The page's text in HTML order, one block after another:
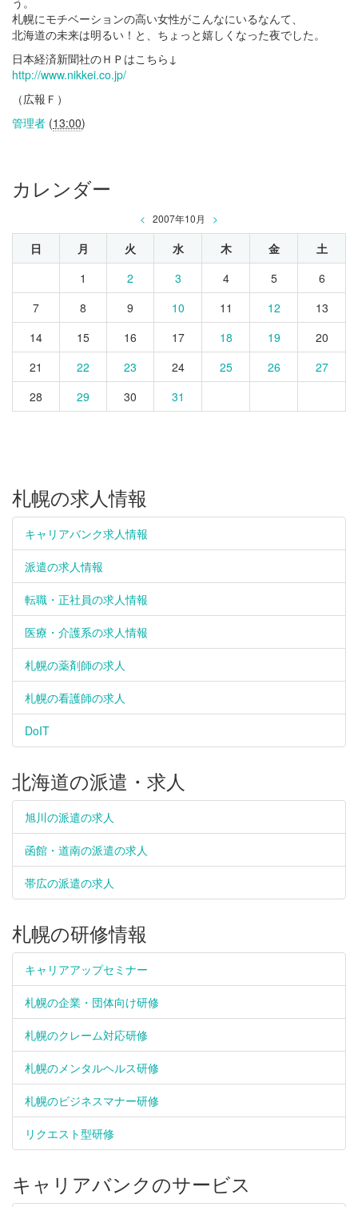
札幌にモチベーションの高い女性がこんなにいるなんて、
北海道の未来は明るい！と、ちょっと嬉しくなった夜でした。
日本経済新聞社のＨＰはこちら↓
http://www.nikkei.co.jp/
（広報Ｆ）
管理者 (13:00)
カレンダー
< 2007年10月 >
日 月 火 水 木 金
土
1
2 3 4 5
6
7
8 9 10 11 12
13
14
15 16 17 18 19
20
21
22 23 24 25 26
27
28
29 30 31
札幌の求人情報
キャリアバンク求人情報
派遣の求人情報
転職・正社員の求人情報
医療・介護系の求人情報
札幌の薬剤師の求人
札幌の看護師の求人
DoIT
北海道の派遣・求人
旭川の派遣の求人
函館・道南の派遣の求人
帯広の派遣の求人
札幌の研修情報
キャリアアップセミナー
札幌の企業・団体向け研修
札幌のクレーム対応研修
札幌のメンタルヘルス研修
札幌のビジネスマナー研修
リクエスト型研修
キャリアバンクのサービス